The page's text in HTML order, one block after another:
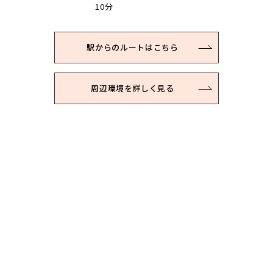
10分
駅からのルートはこちら
周辺環境を詳しく見る